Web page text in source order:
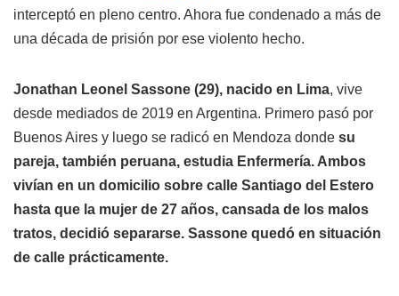
interceptó en pleno centro. Ahora fue condenado a más de
una década de prisión por ese violento hecho.
Jonathan Leonel Sassone (29), nacido en Lima, vive
desde mediados de 2019 en Argentina. Primero pasó por
Buenos Aires y luego se radicó en Mendoza donde su
pareja, también peruana, estudia Enfermería. Ambos
vivían en un domicilio sobre calle Santiago del Estero
hasta que la mujer de 27 años, cansada de los malos
tratos, decidió separarse. Sassone quedó en situación
de calle prácticamente.